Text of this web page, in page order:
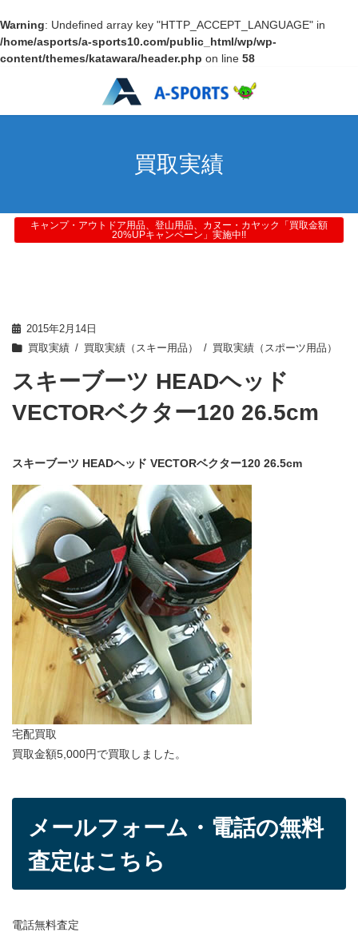
Warning: Undefined array key "HTTP_ACCEPT_LANGUAGE" in
/home/asports/a-sports10.com/public_html/wp/wp-
content/themes/katawara/header.php on line 58
買取実績
キャンプ・アウトドア用品、登山用品、カヌー・カヤック「買取金額
20%UPキャンペーン」実施中!!
2015年2月14日
買取実績
買取実績（スキー用品） 買取実績（スポーツ用品）
スキーブーツ HEADヘッド
VECTORベクター120 26.5cm
スキーブーツ HEADヘッド VECTORベクター120 26.5cm
宅配買取
買取金額5,000円で買取しました。
メールフォーム・電話の無料
査定はこちら
電話無料査定